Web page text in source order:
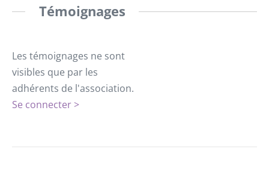
Témoignages
Les témoignages ne sont
visibles que par les
adhérents de l'association.
Se connecter >